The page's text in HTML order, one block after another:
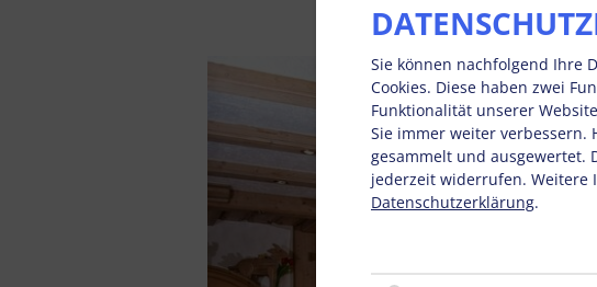
Sie können nachfolgend Ihre
Cookies. Diese haben zwei
Funktionalität unserer
Sie immer weiter verbessern.
gesammelt und ausgewertet.
jederzeit widerrufen. Weitere
Datenschutzerklärung.